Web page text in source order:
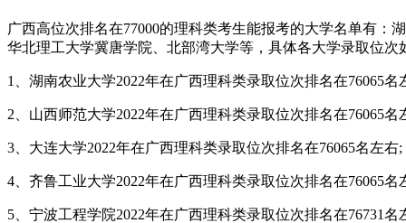
广西高位次排名在77000的理科类考生能报考的大学名单有
华北理工大学冀唐学院、北部湾大学等，具体各大学录取位次
1、湖南农业大学2022年在广西理科类录取位次排名在76065名
2、山西师范大学2022年在广西理科类录取位次排名在76065名
3、大连大学2022年在广西理科类录取位次排名在76065名左右;
4、齐鲁工业大学2022年在广西理科类录取位次排名在76065名
5、宁波工程学院2022年在广西理科类录取位次排名在76731名